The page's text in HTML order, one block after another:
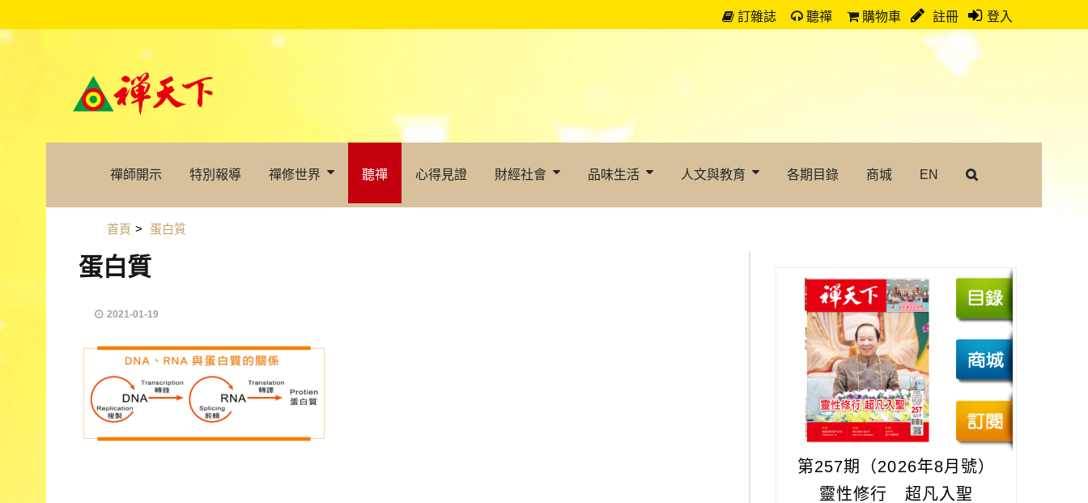
訂雜誌 聽禪 購物車 註冊 登入
禪師開示 特別報導 禪修世界 聽禪 心得見證 財經社會 品味生活 人文與教育 各期目錄 商城 EN
首頁 > 蛋白質
蛋白質
2021-01-19
第257期（2026年8月號）
靈性修行 超凡入聖